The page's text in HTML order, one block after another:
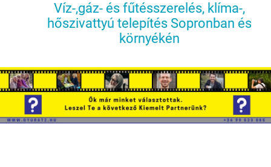
Víz-,gáz- és fűtésszerelés, klíma-,
hőszivattyú telepítés Sopronban és
környékén